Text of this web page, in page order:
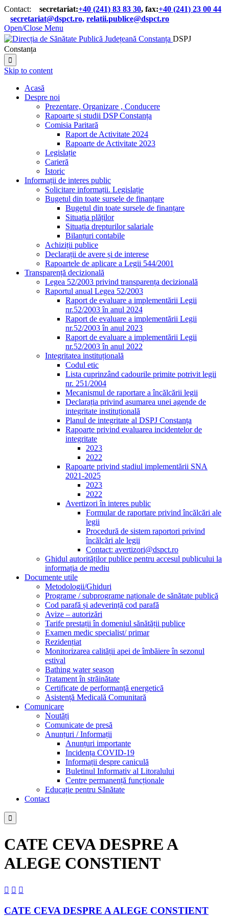
Contact: secretariat:+40 (241) 83 83 30, fax:+40 (241) 23 00 44
secretariat@dspct.ro, relatii.publice@dspct.ro
Open/Close Menu
DSPJ
Constanța

Skip to content
Acasă
Despre noi
Prezentare, Organizare , Conducere
Rapoarte și studii DSP Constanța
Comisia Paritară
Raport de Activitate 2024
Rapoarte de Activitate 2023
Legislație
Carieră
Istoric
Informații de interes public
Solicitare informații. Legislație
Bugetul din toate sursele de finanțare
Bugetul din toate sursele de finanțare
Situația plăților
Situația drepturilor salariale
Bilanțuri contabile
Achiziții publice
Declarații de avere și de interese
Rapoartele de aplicare a Legii 544/2001
Transparență decizională
Legea 52/2003 privind transparența decizională
Raportul anual Legea 52/2003
Raport de evaluare a implementării Legii
nr.52/2003 în anul 2024
Raport de evaluare a implementării Legii
nr.52/2003 în anul 2023
Raport de evaluare a implementării Legii
nr.52/2003 în anul 2022
Integritatea instituțională
Codul etic
Lista cuprinzând cadourile primite potrivit legii
nr. 251/2004
Mecanismul de raportare a încălcării legii
Declarația privind asumarea unei agende de
integritate instituțională
Planul de integritate al DSPJ Constanța
Rapoarte privind evaluarea incidentelor de
integritate
2023
2022
Rapoarte privind stadiul implementării SNA
2021-2025
2023
2022
Avertizori în interes public
Formular de raportare privind încălcări ale
legii
Procedură de sistem raportori privind
încălcări ale legii
Contact: avertizori@dspct.ro
Ghidul autorităților publice pentru accesul publicului la
informația de mediu
Documente utile
Metodologii/Ghiduri
Programe / subprograme naționale de sănătate publică
Cod parafă și adeverință cod parafă
Avize – autorizări
Tarife prestații în domeniul sănătății publice
Examen medic specialist/ primar
Rezidențiat
Monitorizarea calității apei de îmbăiere în sezonul
estival
Bathing water season
Tratament în străinătate
Certificate de performanță energetică
Asistență Medicală Comunitară
Comunicare
Noutăți
Comunicate de presă
Anunțuri / Informații
Anunțuri importante
Incidența COVID-19
Informații despre caniculă
Buletinul Informativ al Litoralului
Centre permanență funcționale
Educație pentru Sănătate
Contact

CATE CEVA DESPRE A
ALEGE CONSTIENT
  
CATE CEVA DESPRE A ALEGE CONSTIENT